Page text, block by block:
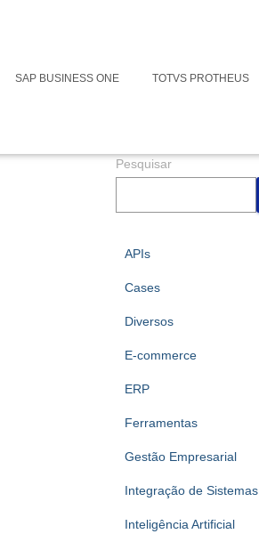
SAP BUSINESS ONE TOTVS PROTHEUS
Pesquisar
APIs
Cases
Diversos
E-commerce
ERP
Ferramentas
Gestão Empresarial
Integração de Sistemas
Inteligência Artificial